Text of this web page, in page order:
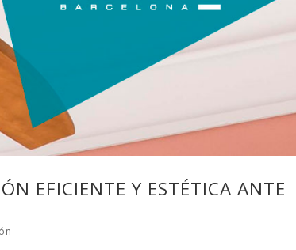
EFICIENTE Y ESTÉTICA ANTE